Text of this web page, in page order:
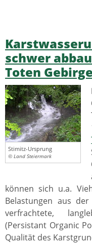
schwer
Toten
Stimitz-Ursprung
© Land Steiermark
können sich u.a.
Belastungen aus
verfrachtete,
(Persistant Organic
Qualität des